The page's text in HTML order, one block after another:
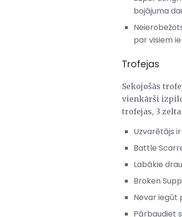
bojājuma
par visiem
Trofejas
Sekojošās
vienkārši
trofejas, 3
Uzvarētājs
Battle
Labākie
Broken
Nevar iegūt
Pārbaudiet